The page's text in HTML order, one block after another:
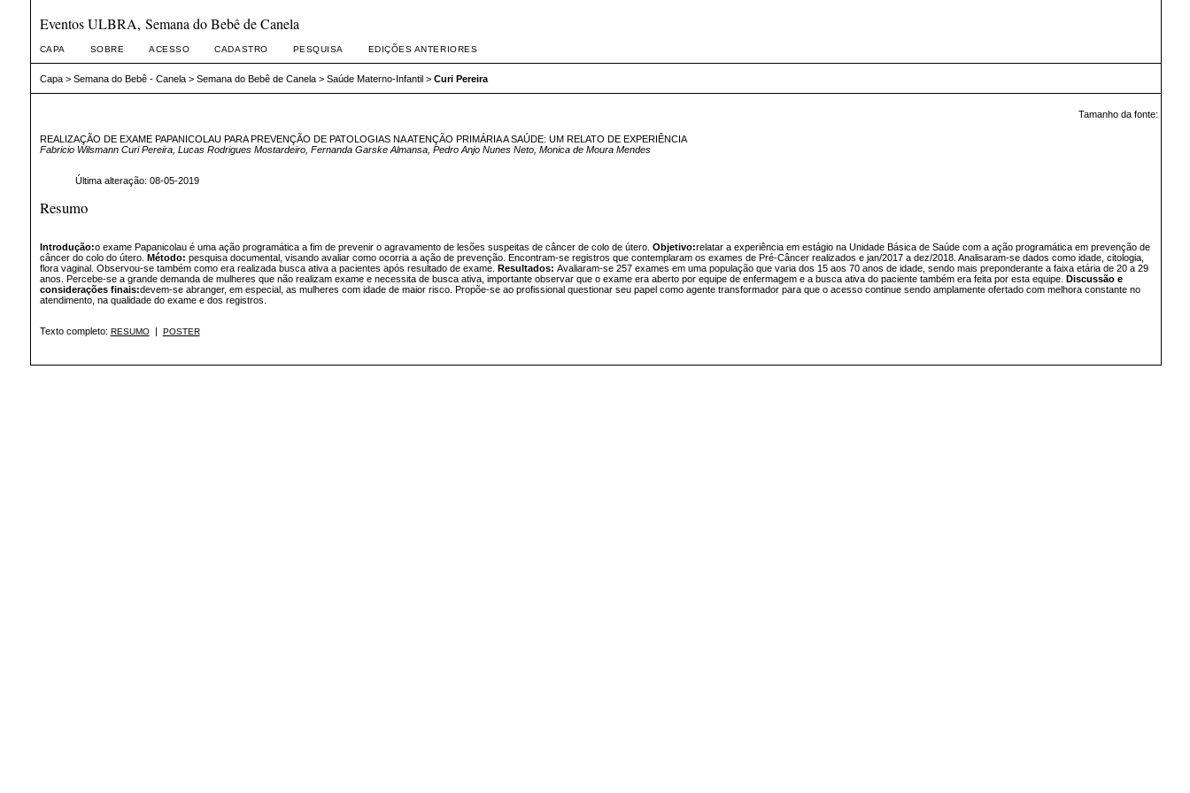
Eventos ULBRA, Semana do Bebê de Canela
CAPA SOBRE ACESSO CADASTRO PESQUISA EDIÇÕES ANTERIORES
Capa> Semana do Bebê - Canela> Semana do Bebê de Canela> Saúde Materno-Infantil> Curi Pereira
Tamanho da fonte:
REALIZAÇÃO DE EXAME PAPANICOLAU PARA PREVENÇÃO DE PATOLOGIAS NA ATENÇÃO PRIMÁRIA A SAÚDE: UM RELATO DE EXPERIÊNCIA
Fabricio Wilsmann Curi Pereira, Lucas Rodrigues Mostardeiro, Fernanda Garske Almansa, Pedro Anjo Nunes Neto, Monica de Moura Mendes
Última alteração: 08-05-2019
Resumo
Introdução:o exame Papanicolau é uma ação programática a fim de prevenir o agravamento de lesões suspeitas de câncer de colo de útero. Objetivo:relatar a experiência em estágio na Unidade Básica de Saúde com a ação programática em prevenção de
câncer do colo do útero. Método: pesquisa documental, visando avaliar como ocorria a ação de prevenção. Encontram-se registros que contemplaram os exames de Pré-Câncer realizados e jan/2017 a dez/2018. Analisaram-se dados como idade, citologia,
flora vaginal. Observou-se também como era realizada busca ativa a pacientes após resultado de exame. Resultados: Avaliaram-se 257 exames em uma população que varia dos 15 aos 70 anos de idade, sendo mais preponderante a faixa etária de 20 a 29
anos. Percebe-se a grande demanda de mulheres que não realizam exame e necessita de busca ativa, importante observar que o exame era aberto por equipe de enfermagem e a busca ativa do paciente também era feita por esta equipe. Discussão e
considerações finais:devem-se abranger, em especial, as mulheres com idade de maior risco. Propõe-se ao profissional questionar seu papel como agente transformador para que o acesso continue sendo amplamente ofertado com melhora constante no
atendimento, na qualidade do exame e dos registros.
Texto completo: RESUMO| POSTER